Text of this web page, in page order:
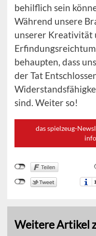
behilflich sein
Während unsere
unserer Kreativität
behaupten, dass
der Tat
sind. Weiter so!
das spielzeug-
Weitere Artikel